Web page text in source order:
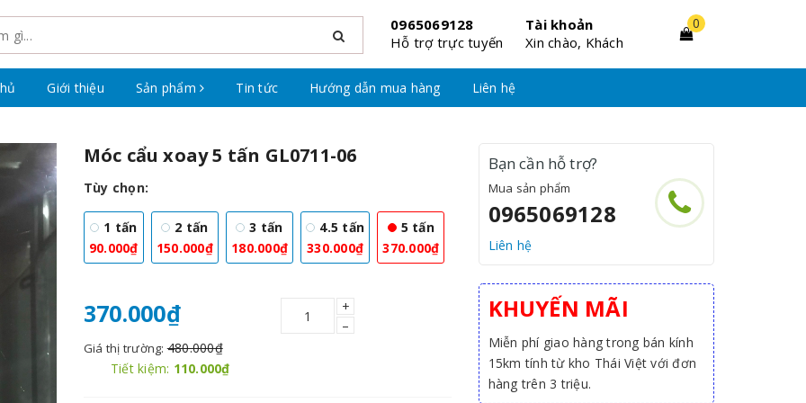
0965069128
Hỗ trợ trực tuyến
Tài khoản
Xin chào, Khách
0
Giới thiệu Sản phẩm Tin tức Hướng dẫn mua hàng Liên hệ
Móc cẩu xoay 5 tấn GL0711-06
Tùy chọn:
1 tấn
90.000₫
2 tấn
150.000₫
3 tấn
180.000₫
4.5 tấn
330.000₫
5 tấn
370.000₫
370.000₫
Giá thị trường:480.000₫
Tiết kiệm: 110.000₫
+
–
Bạn cần hỗ trợ?
Mua sản phẩm
0965069128
Liên hệ
KHUYẾN MÃI
Miễn phí giao hàng trong bán kính
15km tính từ kho Thái Việt với đơn
hàng trên 3 triệu.